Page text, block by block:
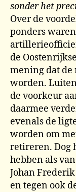
sonder het
Over de
ponders
de
mening dat de
worden.
de voorkeur
daarmee
evenals de
worden om
retireren. Dog
hebben als van
Johan
en tegen ook